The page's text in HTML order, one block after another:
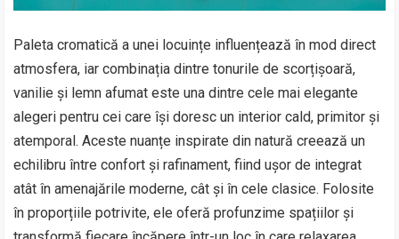
Paleta cromatică a unei locuințe influențează în mod direct
atmosfera, iar combinația dintre tonurile de scorțișoară,
vanilie și lemn afumat este una dintre cele mai elegante
alegeri pentru cei care își doresc un interior cald, primitor și
atemporal. Aceste nuanțe inspirate din natură creează un
echilibru între confort și rafinament, fiind ușor de integrat
atât în amenajările moderne, cât și în cele clasice. Folosite
în proporțiile potrivite, ele oferă profunzime spațiilor și